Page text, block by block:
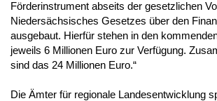
Förderinstrument abseits der gesetzlichen
Niedersächsisches Gesetzes über den
ausgebaut. Hierfür stehen in den
jeweils 6 Millionen Euro zur Verfügung.
sind das 24 Millionen Euro.“
Die Ämter für regionale Landesentwicklung